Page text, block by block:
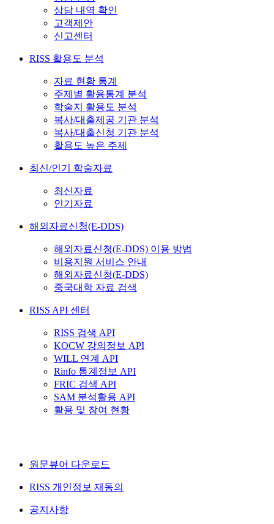
상담 내역 확인
고객제안
신고센터
RISS 활용도 분석
자료 현황 통계
주제별 활용통계 분석
학술지 활용도 분석
복사/대출제공 기관 분석
복사/대출신청 기관 분석
활용도 높은 주제
최신/인기 학술자료
최신자료
인기자료
해외자료신청(E-DDS)
해외자료신청(E-DDS) 이용 방법
비용지원 서비스 안내
해외자료신청(E-DDS)
중국대학 자료 검색
RISS API 센터
RISS 검색 API
KOCW 강의정보 API
WILL 연계 API
Rinfo 통계정보 API
FRIC 검색 API
SAM 분석활용 API
활용 및 참여 현황
원문뷰어 다운로드
RISS 개인정보 재동의
공지사항